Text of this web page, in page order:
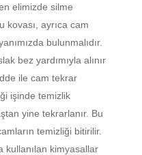
elimizde silme
kovası, ayrıca cam
bulunmalıdır.
bez yardımıyla alınır
ile cam tekrar
işinde temizlik
yine tekrarlanır. Bu
temizliği bitirilir.
kullanılan kimyasallar